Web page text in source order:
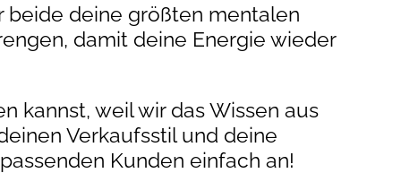
beide deine größten mentalen
damit deine Energie wieder
kannst, weil wir das Wissen aus
Verkaufsstil und deine
Kunden einfach an!